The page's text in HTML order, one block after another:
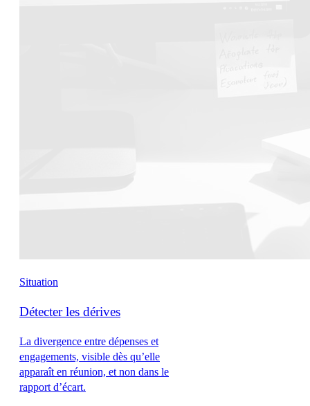
Situation
Détecter les dérives
La divergence entre dépenses et
engagements, visible dès qu’elle
apparaît en réunion, et non dans le
rapport d’écart.